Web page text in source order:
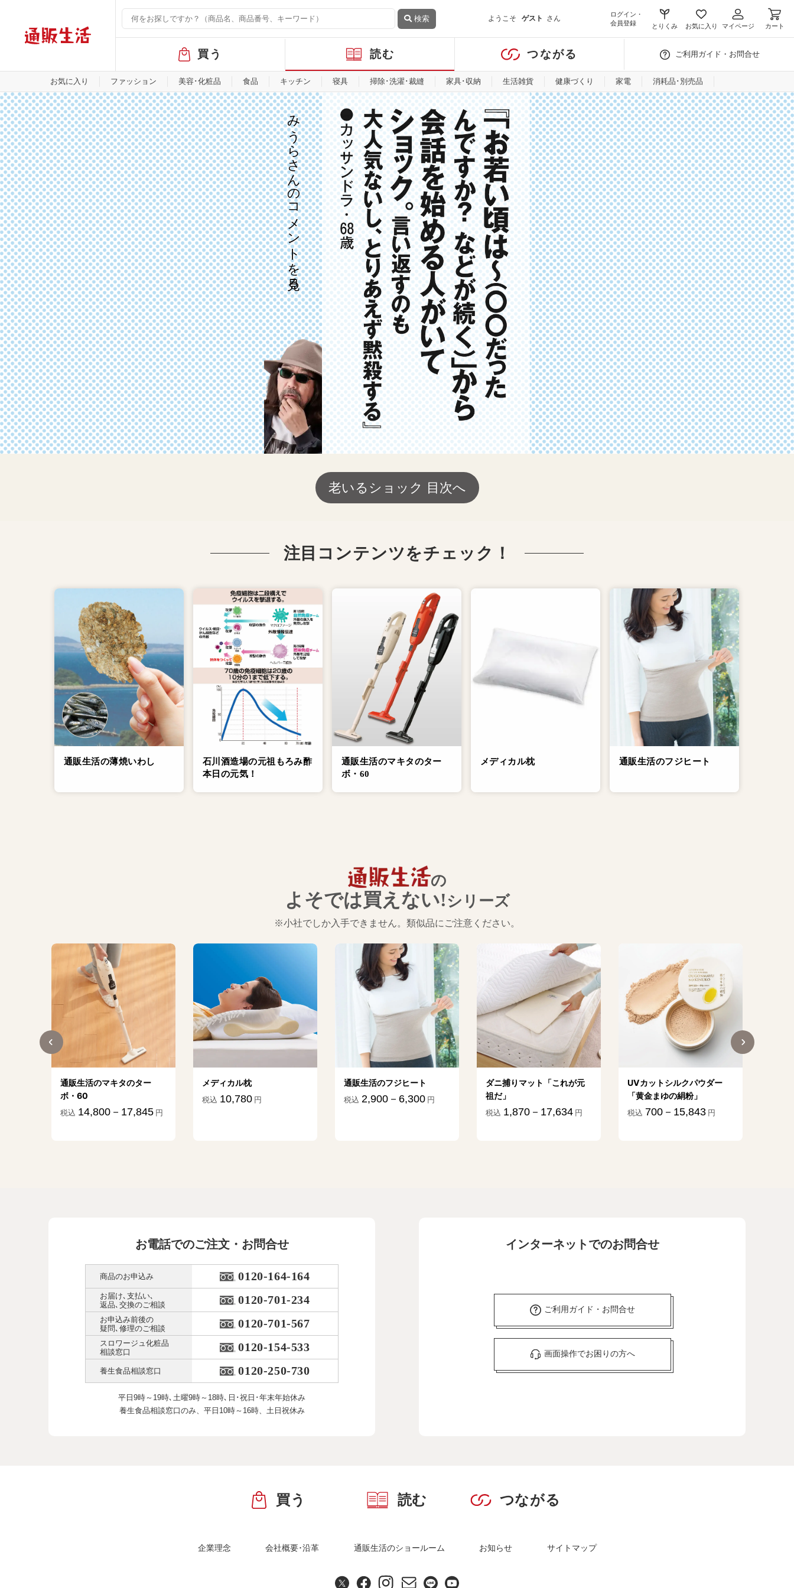
検索 ようこそ ゲスト さん
ログイン・
会員登録
とりくみ お気に入り マイページ カート
バ
ル
メ
ニ
ュ
ー
買う 読む つながる ご利用ガイド・お問合せ
お気に入り ファッション 美容･化粧品 食品 キッチン 寝具 掃除･洗濯･裁縫 家具･収納 生活雑貨 健康づくり 家電 消耗品･別売品
みうらさんのコメントを見る
老いるショック 目次へ
注目コンテンツをチェック！
通販生活の薄焼いわし
石川酒造場の元祖もろみ酢
本日の元気！
通販生活のマキタのター
ボ・60
メディカル枕 通販生活のフジヒート
の
よそでは買えない!シリーズ
※小社でしか入手できません。類似品にご注意ください。
メディカル枕
税込 10,780
通販生活のフジヒート
税込 2,900－6,300
ダニ捕りマット「これが元
祖だ」
UVカットシルクパウダー
「黄金まゆの絹粉」
税込 700－15,843 円
ボリュームアップシャンプ
ー「髪ふくら」&コンディシ
ョナー「艶ふくら」
お電話でのご注文・お問合せ
商品のお申込み 0120-164-164
お届け､支払い､
返品､交換のご相談
0120-701-234
お申込み前後の
疑問､修理のご相談
0120-701-567
スロワージュ化粧品
相談窓口
0120-154-533
養生食品相談窓口 0120-250-730
平日9時～19時､土曜9時～18時､ 日･祝日･年末年始休み
養生食品相談窓口のみ、 平日10時～16時、土日祝休み
インターネットでのお問合せ
ご利用ガイド・お問合せ
画面操作でお困りの方へ
買う 読む つながる
企業理念 会社概要･沿革 通販生活のショールーム お知らせ サイトマップ